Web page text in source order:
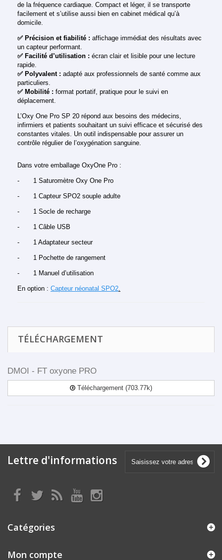
de la fréquence cardiaque. Compact et léger, il se transporte
facilement et s’utilise aussi bien en cabinet médical qu’à
domicile.
✅ Précision et fiabilité : affichage immédiat des résultats avec
un capteur performant.
✅ Facilité d’utilisation : écran clair et lisible pour une lecture
rapide.
✅ Polyvalent : adapté aux professionnels de santé comme aux
particuliers.
✅ Mobilité : format portatif, pratique pour le suivi en
déplacement.
L’Oxy One Pro SP 20 répond aux besoins des médecins,
infirmiers et patients souhaitant un suivi efficace et sécurisé des
constantes vitales. Un outil indispensable pour assurer un
contrôle régulier de l’oxygénation sanguine.
Dans votre emballage OxyOne Pro :
- 1 Saturomètre Oxy One Pro
- 1 Capteur SPO2 souple adulte
- 1 Socle de recharge
- 1 Câble USB
- 1 Adaptateur secteur
- 1 Pochette de rangement
- 1 Manuel d’utilisation
En option : Capteur néonatal SPO2.
TÉLÉCHARGEMENT
DMOI - FT oxyone PRO
Téléchargement (703.77k)
Lettre d'informations
Catégories
Mon compte